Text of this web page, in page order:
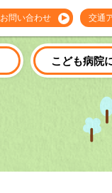
お問い合わせ 交通
こども病院